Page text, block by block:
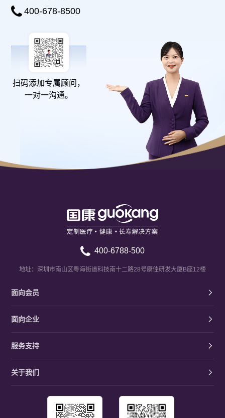
400-678-8500
扫码添加专属顾问，
一对一沟通。
400-6788-500
地址：深圳市南山区粤海街道科技南十二路28号康佳研发大厦B座12楼
面向会员
面向企业
服务支持
关于我们